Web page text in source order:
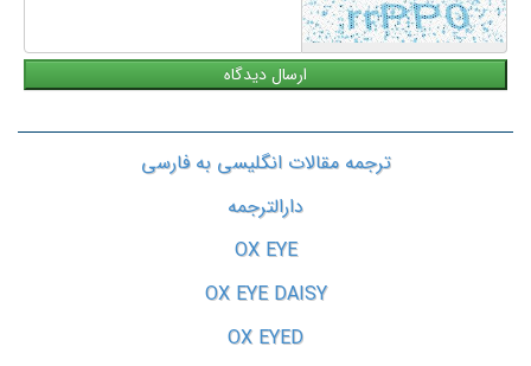
ترجمه مقالات انگلیسی به فارسی
دارالترجمه
OX EYE
OX EYE DAISY
OX EYED